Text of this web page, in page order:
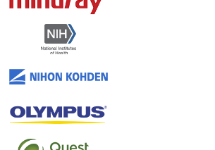
联系我们
US+1 833 909 2966 ( Toll Free )